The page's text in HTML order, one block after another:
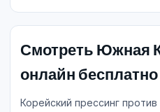
Смотреть Южная
онлайн бесплатно
Корейский прессинг